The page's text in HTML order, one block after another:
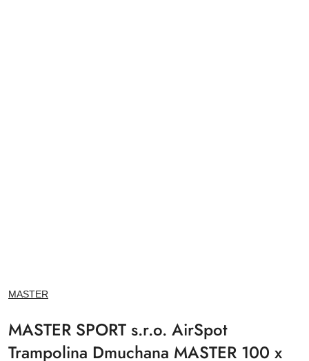
NAZWA
PRODUCENTA:
MASTER
MASTER SPORT s.r.o. AirSpot
Trampolina Dmuchana MASTER 100 x